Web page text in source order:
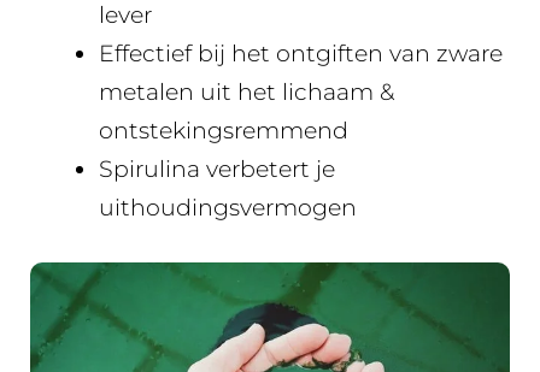
lever
Effectief bij het ontgiften van zware
metalen uit het lichaam &
ontstekingsremmend
Spirulina verbetert je
uithoudingsvermogen